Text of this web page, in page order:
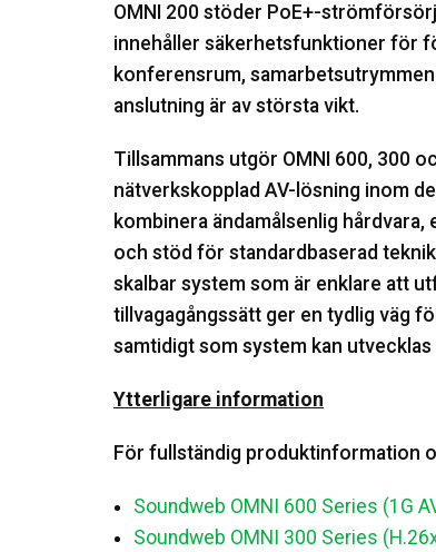
OMNI 200 stöder PoE+-
innehåller säkerhetsfunktioner för
konferensrum,
anslutning är av största vikt.
Tillsammans utgör OMNI 600, 300
nätverkskopplad AV-lösning inom
kombinera ändamålsenlig
och stöd för standardbaserad
skalbar system som är enklare att
tillvagagångssätt ger en tydlig väg
samtidigt som system kan
Ytterligare information
För fullständig produktinformation
Soundweb OMNI 600 Series (1G
Soundweb OMNI 300 Series